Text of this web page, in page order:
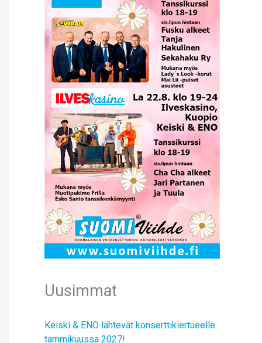
Uusimmat
Keiski & ENO lähtevät konserttikiertueelle
tammikuussa 2027!